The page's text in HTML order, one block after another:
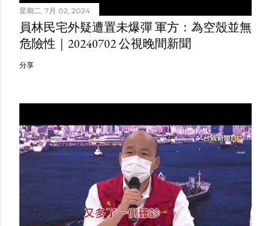
星期二, 7月 02, 2024
員林民宅外疑遭置未爆彈 軍方：為空殼並無
危險性｜20240702 公視晚間新聞
分享